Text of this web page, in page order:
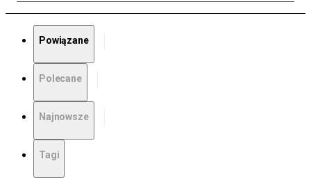
Powiązane
Polecane
Najnowsze
Tagi